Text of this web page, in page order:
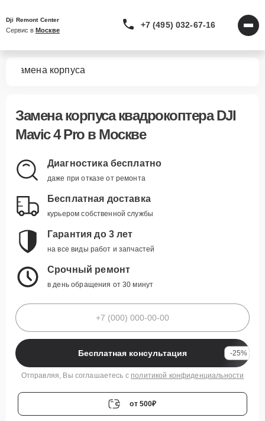
Dji Remont Center
Сервис в Москве
+7 (495) 032-67-16
Замена корпуса
Замена корпуса квадрокоптера DJI
Mavic 4 Pro в Москве
Диагностика бесплатно
даже при отказе от ремонта
Бесплатная доставка
курьером собственной службы
Гарантия до 3 лет
на все виды работ и запчастей
Срочный ремонт
в день обращения от 30 минут
Бесплатная консультация -25%
Отправляя, Вы соглашаетесь с политикой конфиденциальности
от 500₽